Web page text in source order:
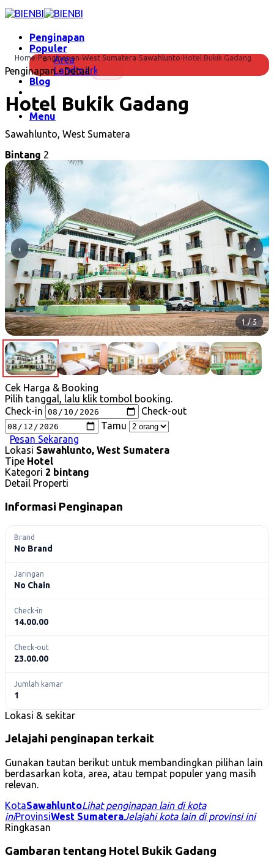
Skip
to
contentPenginapan
Populer
Area
Landmark
Blog
Menu
Home›Penginapan›West Sumatera›Sawahlunto›Hotel Bukik Gadang
Penginapan • Detail Hotel
Hotel Bukik Gadang
Sawahlunto, West Sumatera
Bintang 2
‹ ›
1 / 5
Cek Harga & Booking
Pilih tanggal, lalu klik tombol booking.
Check-in
Check-out
Tamu
Pesan Sekarang
Lokasi Sawahlunto, West Sumatera
Tipe Hotel
Kategori 2 bintang
Detail Properti
Informasi Penginapan
Brand
No Brand
Jaringan
No Chain
Check-in
14.00.00
Check-out
23.00.00
Jumlah kamar
1
Lokasi & sekitar
Jelajahi penginapan terkait
Gunakan tautan berikut untuk membandingkan pilihan lain
berdasarkan kota, area, atau tempat populer yang masih
relevan.
KotaSawahluntoLihat penginapan lain di kota
iniProvinsiWest SumateraJelajahi kota lain di provinsi ini
Ringkasan
Gambaran tentang Hotel Bukik Gadang